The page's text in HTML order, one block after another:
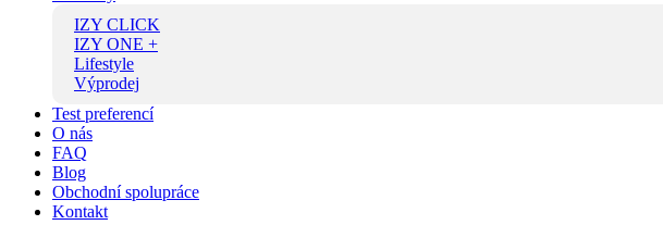
IZY CLICK
IZY ONE +
Lifestyle
Výprodej
Test preferencí
O nás
FAQ
Blog
Obchodní spolupráce
Kontakt